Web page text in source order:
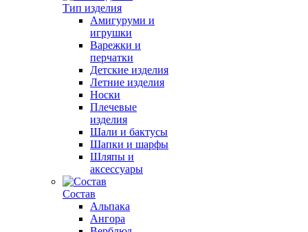
Тип изделия
Амигуруми и
игрушки
Варежки и
перчатки
Детские изделия
Летние изделия
Носки
Плечевые
изделия
Шали и бактусы
Шапки и шарфы
Шляпы и
аксессуары
Состав
Альпака
Ангора